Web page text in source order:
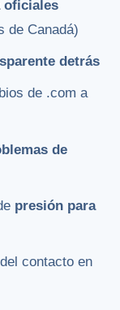
oficiales
de Canadá)
detrás
de .com a
de
presión para
contacto en